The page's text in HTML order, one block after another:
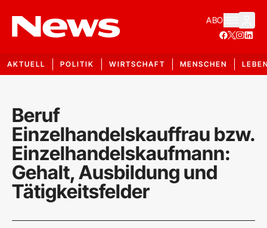
ABO
AKTUELL POLITIK WIRTSCHAFT MENSCHEN
Beruf
Einzelhandelskauffrau bzw.
Einzelhandelskaufmann:
Gehalt, Ausbildung und
Tätigkeitsfelder